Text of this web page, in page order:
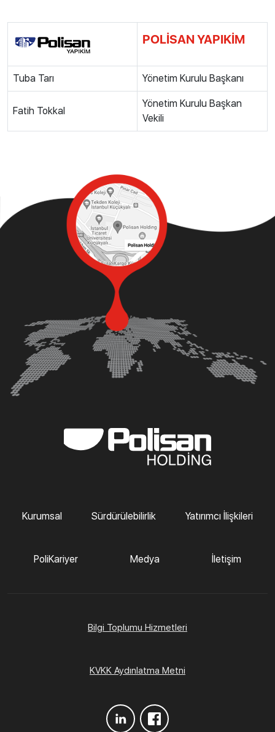
POLİSAN YAPIKİM
Tuba Tarı Yönetim Kurulu Başkanı
Fatih Tokkal
Yönetim Kurulu Başkan
Vekili
Kurumsal Sürdürülebilirlik Yatırımcı İlişkileri
PoliKariyer Medya İletişim
Bilgi Toplumu Hizmetleri
KVKK Aydınlatma Metni